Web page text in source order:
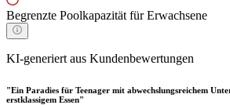
Begrenzte Poolkapazität für Erwachsene
KI-generiert aus Kundenbewertungen
"Ein Paradies für Teenager mit abwechslungsreichem
erstklassigem Essen"